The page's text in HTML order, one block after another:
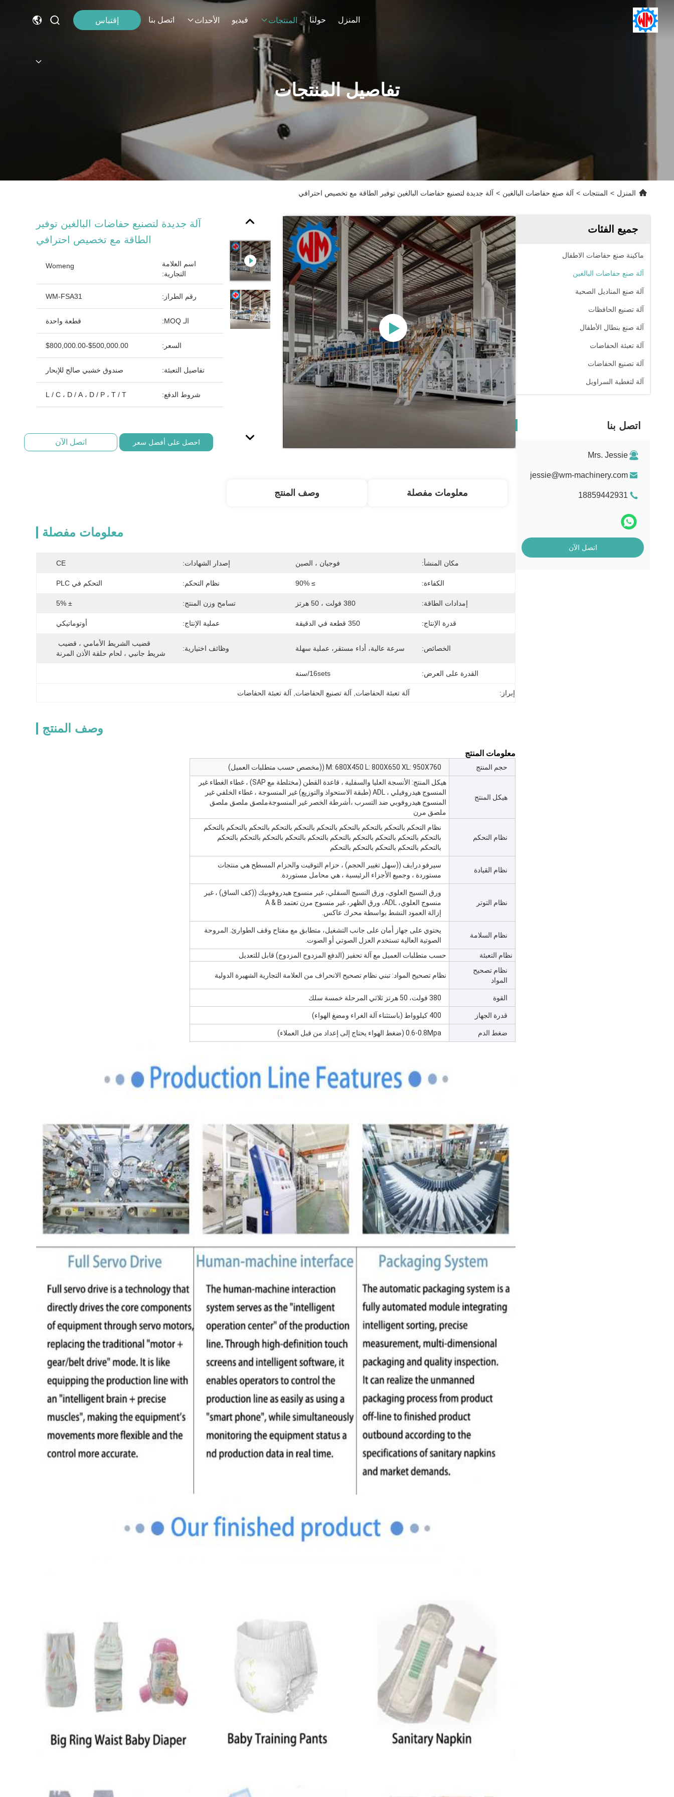
المنزل حولنا المنتجات فيديو الأحداث اتصل بنا إقتباس
تفاصيل المنتجات
المنزل > المنتجات > آلة صنع حفاضات البالغين > آلة جديدة لتصنيع حفاضات البالغين توفير الطاقة مع تخصيص احترافي
جميع الفئات
ماكينة صنع حفاضات الاطفال
آلة صنع حفاضات البالغين
آلة صنع المناديل الصحية
آلة تصنيع الحافظات
آلة صنع بنطال الأطفال
آلة تعبئة الحفاضات
آلة تصنيع الحفاضات
آلة لتغطية السراويل
اتصل بنا
Mrs. Jessie
jessie@wm-machinery.com
18859442931
اتصل الآن
آلة جديدة لتصنيع حفاضات البالغين توفير
الطاقة مع تخصيص احترافي
اسم العلامة
التجارية:
Womeng
رقم الطراز: WM-FSA31
الـ MOQ: قطعة واحدة
السعر: $500,000.00-$800,000.00
تفاصيل التعبئة: صندوق خشبي صالح للإبحار
شروط الدفع: L / C ، D / A ، D / P ، T / T
احصل على أفضل سعر اتصل الآن
معلومات مفصلة وصف المنتج
معلومات مفصلة
مكان المنشأ: فوجيان ، الصين إصدار الشهادات: CE
الكفاءة: ≥ 90% نظام التحكم: التحكم في PLC
إمدادات الطاقة: 380 فولت ، 50 هرتز تسامح وزن المنتج: ± 5%
قدرة الإنتاج: 350 قطعة في الدقيقة عملية الإنتاج: أوتوماتيكي
الخصائص: سرعة عالية، أداء مستقر، عملية سهلة وظائف اختيارية:
شريط جانبي ، لحام حلقة الأذن المرنة
القدرة على العرض: 16sets/سنة
إبراز: آلة تعبئة الحفاضات آلة تصنيع الحفاضات آلة تعبئة الحفاضات
وصف المنتج
معلومات المنتج
حجم المنتج M: 680X450 L: 800X650 XL: 950X760 ((مخصص حسب متطلبات العميل)
هيكل المنتج
هيكل المنتج: الأنسجة العليا والسفلية ، قاعدة القطن (مختلطة مع SAP) ، غطاء الغطاء غير
المنسوج هيدروفيلي ، ADL (طبقة الاستحواذ والتوزيع) غير المنسوجة ، غطاء الخلفي غير
المنسوج هيدروفوبي ضد التسرب ،أشرطة الخصر غير المنسوجةملصق ملصق ملصق
ملصق مرن
نظام التحكم
نظام التحكم بالتحكم بالتحكم بالتحكم بالتحكم بالتحكم بالتحكم بالتحكم بالتحكم بالتحكم
بالتحكم بالتحكم بالتحكم بالتحكم بالتحكم بالتحكم بالتحكم بالتحكم بالتحكم بالتحكم
بالتحكم بالتحكم بالتحكم بالتحكم بالتحكم
نظام القيادة
سيرفو درايف ((سهل تغيير الحجم) ، حزام التوقيت والحزام المسطح هي منتجات
مستوردة ، وجميع الأجزاء الرئيسية ، هي محامل مستوردة.
نظام التوتر
ورق النسيج العلوي، ورق النسيج السفلي، غير منسوج هيدروفوبيك ((كف الساق) ، غير
منسوج العلوي، ADL، ورق الظهر، غير منسوج مرن تعتمد A & B
إزالة العمود النشط بواسطة محرك عاكس.
نظام السلامة
يحتوي على جهاز أمان على جانب التشغيل، متطابق مع مفتاح وقف الطوارئ. المروحة
الصوتية العالية تستخدم العزل الصوتي أو الصوت.
نظام التعبئة
حسب متطلبات العميل مع آلة تحفيز (الدفع المزدوج المزدوج) قابل للتعديل
نظام تصحيح
المواد
نظام تصحيح المواد: تبني نظام تصحيح الانحراف من العلامة التجارية الشهيرة الدولية
القوة 380 فولت، 50 هرتز ثلاثي المرحلة خمسة سلك
قدرة الجهاز 400 كيلوواط (باستثناء آلة الغراء ومضغ الهواء)
ضغط الدم 0.6-0.8Mpa (ضغط الهواء يحتاج إلى إعداد من قبل العملاء)